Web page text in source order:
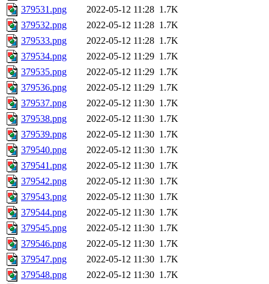
379531.png
2022-05-12 11:28 1.7K
379532.png
2022-05-12 11:28 1.7K
379533.png
2022-05-12 11:28 1.7K
379534.png
2022-05-12 11:29 1.7K
379535.png
2022-05-12 11:29 1.7K
379536.png
2022-05-12 11:29 1.7K
379537.png
2022-05-12 11:30 1.7K
379538.png
2022-05-12 11:30 1.7K
379539.png
2022-05-12 11:30 1.7K
379540.png
2022-05-12 11:30 1.7K
379541.png
2022-05-12 11:30 1.7K
379542.png
2022-05-12 11:30 1.7K
379543.png
2022-05-12 11:30 1.7K
379544.png
2022-05-12 11:30 1.7K
379545.png
2022-05-12 11:30 1.7K
379546.png
2022-05-12 11:30 1.7K
379547.png
2022-05-12 11:30 1.7K
379548.png
2022-05-12 11:30 1.7K